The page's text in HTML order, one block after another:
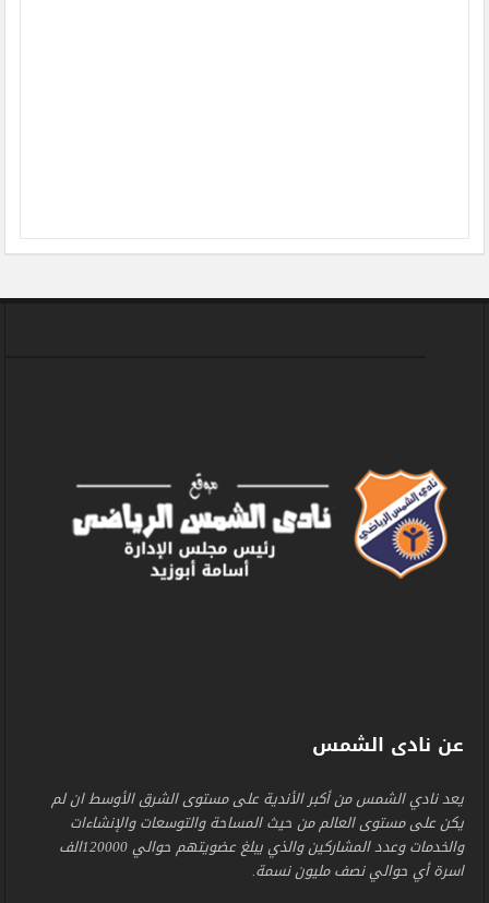
عن نادى الشمس
يعد نادي الشمس من أكبر الأندية على مستوى الشرق الأوسط ان لم
يكن على مستوى العالم من حيث المساحة والتوسعات والإنشاءات
والخدمات وعدد المشاركين والذي يبلغ عضويتهم حوالي 120000الف
اسرة أي حوالي نصف مليون نسمة.